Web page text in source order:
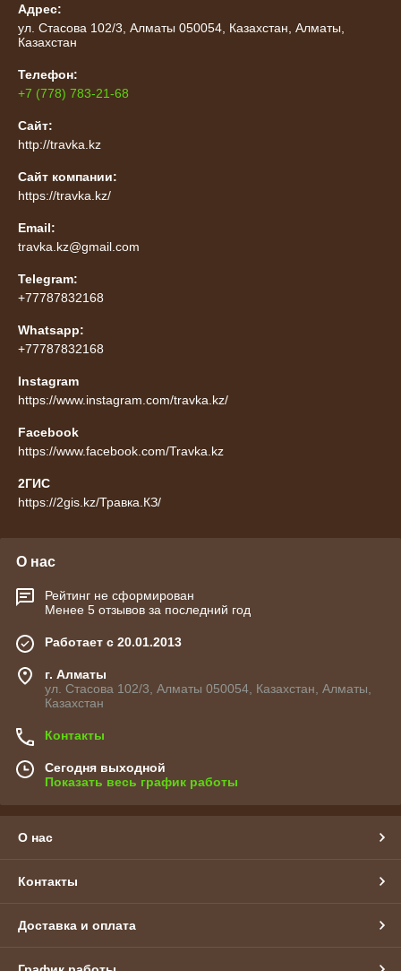
Адрес:
ул. Стасова 102/3, Алматы 050054, Казахстан, Алматы,
Казахстан
Телефон:
+7 (778) 783-21-68
Сайт:
http://travka.kz
Сайт компании:
https://travka.kz/
Email:
travka.kz@gmail.com
Telegram:
+77787832168
Whatsapp:
+77787832168
Instagram
https://www.instagram.com/travka.kz/
Facebook
https://www.facebook.com/Travka.kz
2ГИС
https://2gis.kz/Травка.КЗ/
О нас
Рейтинг не сформирован
Менее 5 отзывов за последний год
Работает с 20.01.2013
г. Алматы
ул. Стасова 102/3, Алматы 050054, Казахстан, Алматы,
Казахстан
Контакты
Сегодня выходной
Показать весь график работы
О нас
Контакты
Доставка и оплата